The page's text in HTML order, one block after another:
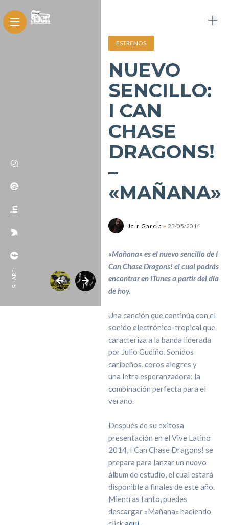
SHARE:
ESTRENOS
NUEVO
SENCILLO:
I CAN
CHASE
DRAGONS!
–
«MAÑANA»
Jair Garcia 23/05/2014
«Mañana» es el nuevo sencillo de I
Can Chase Dragons! el cual podrás
encontrar en iTunes a partir del día
de hoy.
Una canción que continúa con el
sonido electrónico-tropical que
caracteriza a la banda liderada
por Julio Gudiño. Sonidos
caribeños, coros alegres y
una letra esperanzadora: la
combinación perfecta para el
verano.
Después de su exitosa
presentación en el Vive Latino
2014, I Can Chase Dragons! se
prepara para lanzar un nuevo
álbum de estudio, el cual estará
disponible a finales de este año.
Mientras tanto, puedes
descargar «Mañana» haciendo